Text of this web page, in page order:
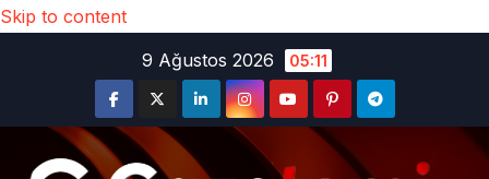
Skip to content
9 Ağustos 2026
05:11